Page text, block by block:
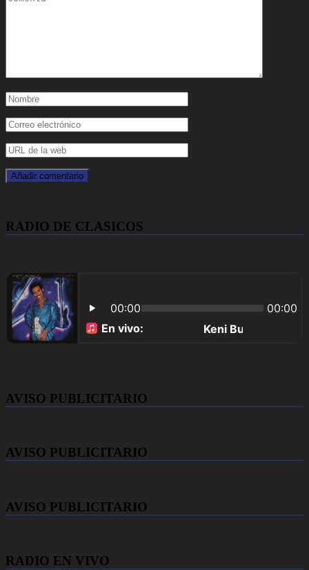
RADIO DE CLASICOS
AVISO PUBLICITARIO
AVISO PUBLICITARIO
AVISO PUBLICITARIO
RADIO EN VIVO